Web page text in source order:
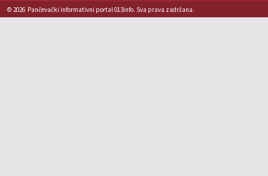
© 2026 Pančevački informativni portal 013info. Sva prava zadržana.